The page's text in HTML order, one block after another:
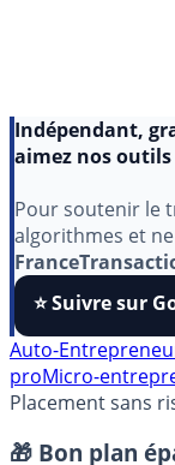
aimez nos outils
Pour soutenir le
algorithmes et
⭐️ Suivre sur
Auto-
Micro-
Placement sans